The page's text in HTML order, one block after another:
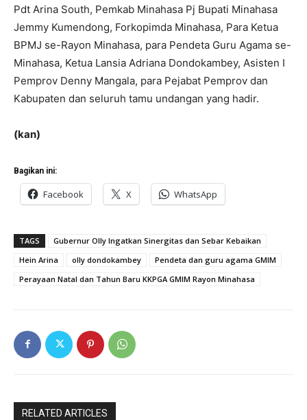
Pdt Arina South, Pemkab Minahasa Pj Bupati Minahasa
Jemmy Kumendong, Forkopimda Minahasa, Para Ketua
BPMJ se-Rayon Minahasa, para Pendeta Guru Agama se-
Minahasa, Ketua Lansia Adriana Dondokambey, Asisten I
Pemprov Denny Mangala, para Pejabat Pemprov dan
Kabupaten dan seluruh tamu undangan yang hadir.
(kan)
Bagikan ini:
Facebook X WhatsApp
TAGS
Gubernur Olly Ingatkan Sinergitas dan Sebar Kebaikan
Hein Arina
olly dondokambey
Pendeta dan guru agama GMIM
Perayaan Natal dan Tahun Baru KKPGA GMIM Rayon Minahasa
RELATED ARTICLES